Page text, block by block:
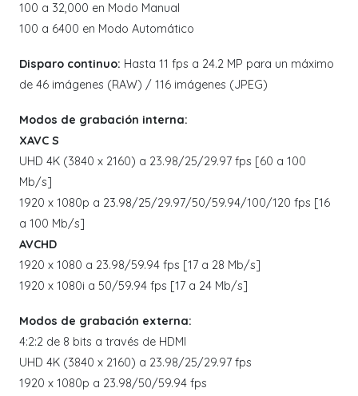
100 a 32,000 en Modo Manual
100 a 6400 en Modo Automático
Disparo continuo: Hasta 11 fps a 24.2 MP para un máximo
de 46 imágenes (RAW) / 116 imágenes (JPEG)
Modos de grabación interna:
XAVC S
UHD 4K (3840 x 2160) a 23.98/25/29.97 fps [60 a 100
Mb/s]
1920 x 1080p a 23.98/25/29.97/50/59.94/100/120 fps [16
a 100 Mb/s]
AVCHD
1920 x 1080 a 23.98/59.94 fps [17 a 28 Mb/s]
1920 x 1080i a 50/59.94 fps [17 a 24 Mb/s]
Modos de grabación externa:
4:2:2 de 8 bits a través de HDMI
UHD 4K (3840 x 2160) a 23.98/25/29.97 fps
1920 x 1080p a 23.98/50/59.94 fps